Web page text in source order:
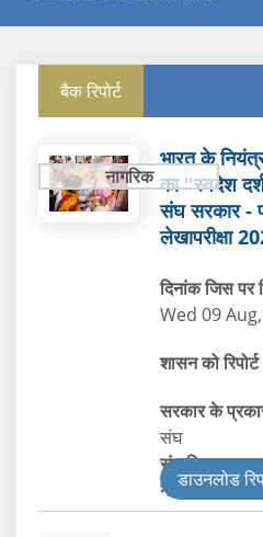
बैक रिपोर्ट
नागरिक
भारत के
का "स्वदेश
संघ सरकार -
लेखापरीक्षा
दिनांक जिस पर
Wed 09
शासन को
सरकार के
संघ
संघ विभाग
नागरिक
डाउनलोड